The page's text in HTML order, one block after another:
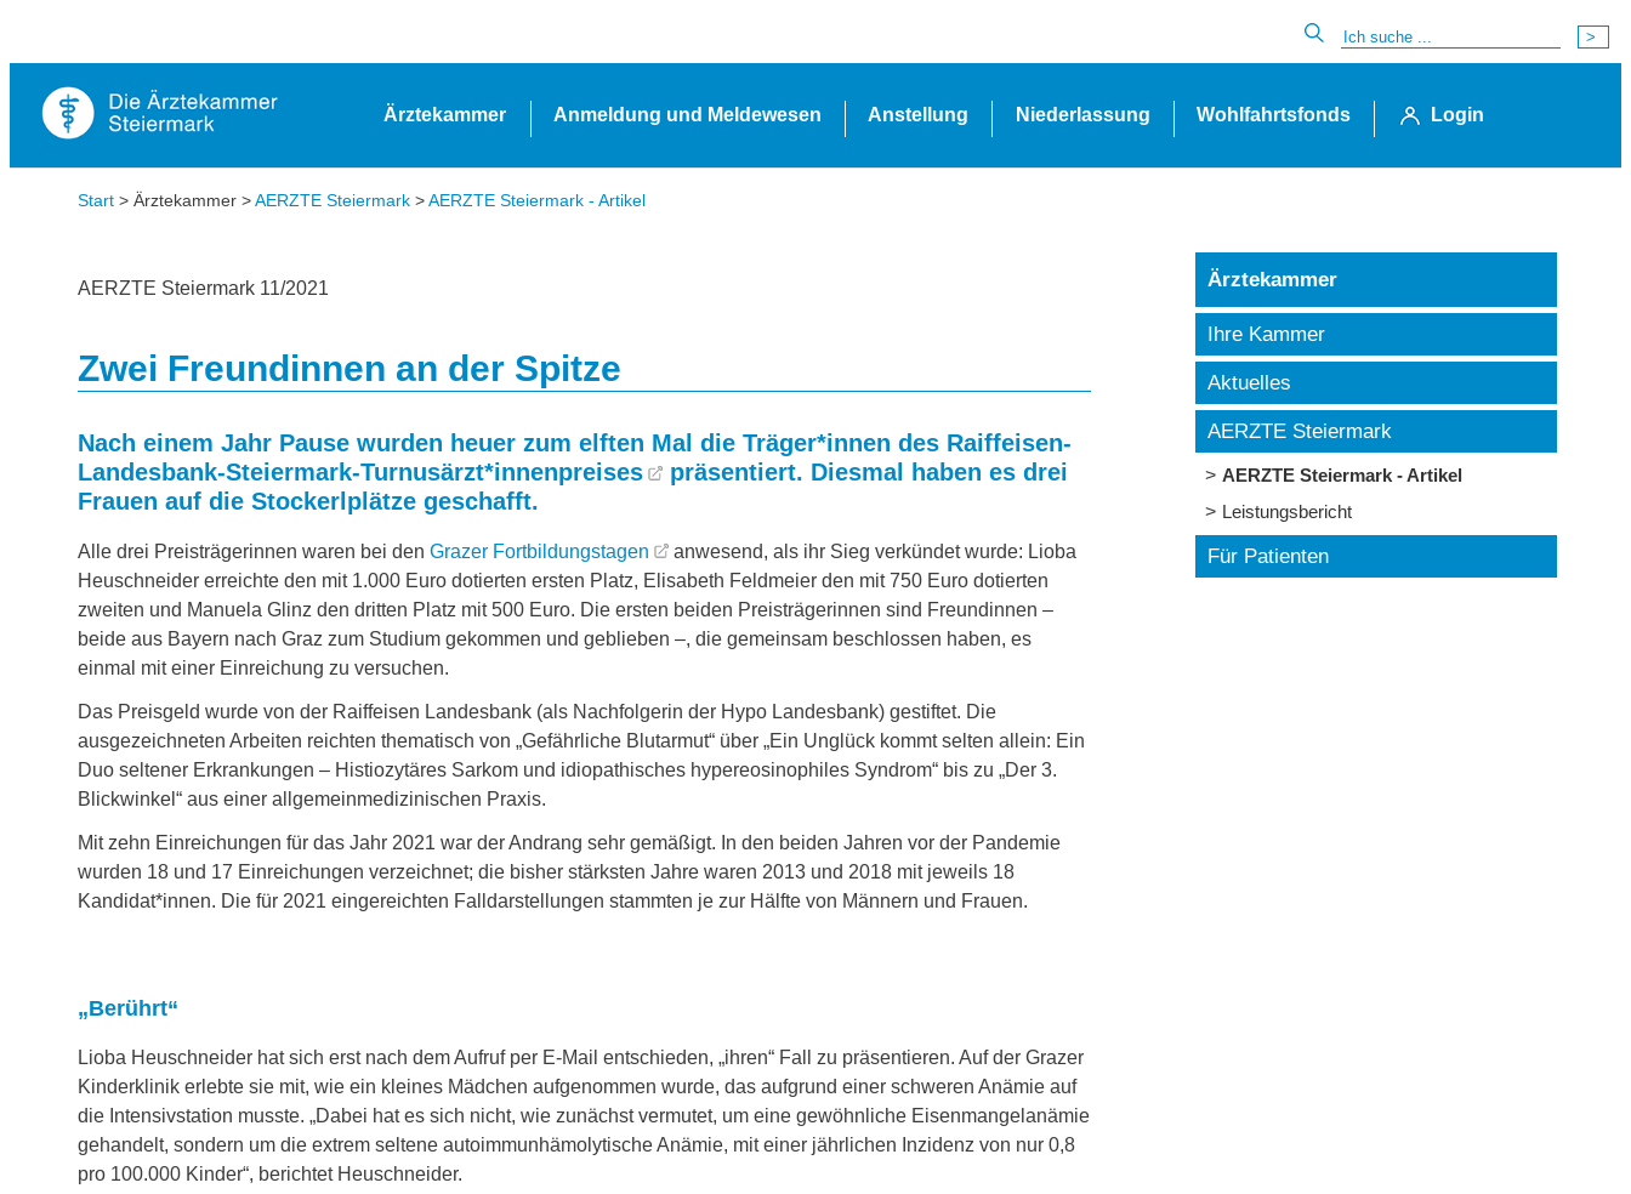
Ärztekammer Anmeldung und Meldewesen Anstellung Niederlassung Wohlfahrtsfonds Login
Start > Ärztekammer >AERZTE Steiermark >AERZTE Steiermark - Artikel
AERZTE Steiermark 11/2021
Zwei Freundinnen an der Spitze
Nach einem Jahr Pause wurden heuer zum elften Mal die Träger*innen des Raiffeisen-
Landesbank-Steiermark-Turnusärzt*innenpreises
präsentiert. Diesmal haben es drei
Frauen auf die Stockerlplätze geschafft.
Alle drei Preisträgerinnen waren bei den Grazer Fortbildungstagen
anwesend, als ihr Sieg verkündet wurde: Lioba
Heuschneider erreichte den mit 1.000 Euro dotierten ersten Platz, Elisabeth Feldmeier den mit 750 Euro dotierten
zweiten und Manuela Glinz den dritten Platz mit 500 Euro. Die ersten beiden Preisträgerinnen sind Freundinnen –
beide aus Bayern nach Graz zum Studium gekommen und geblieben –, die gemeinsam beschlossen haben, es
einmal mit einer Einreichung zu versuchen.
Das Preisgeld wurde von der Raiffeisen Landesbank (als Nachfolgerin der Hypo Landesbank) gestiftet. Die
ausgezeichneten Arbeiten reichten thematisch von „Gefährliche Blutarmut“ über „Ein Unglück kommt selten allein: Ein
Duo seltener Erkrankungen – Histiozytäres Sarkom und idiopathisches hypereosinophiles Syndrom“ bis zu „Der 3.
Blickwinkel“ aus einer allgemeinmedizinischen Praxis.
Mit zehn Einreichungen für das Jahr 2021 war der Andrang sehr gemäßigt. In den beiden Jahren vor der Pandemie
wurden 18 und 17 Einreichungen verzeichnet; die bisher stärksten Jahre waren 2013 und 2018 mit jeweils 18
Kandidat*innen. Die für 2021 eingereichten Falldarstellungen stammten je zur Hälfte von Männern und Frauen.
„Berührt“
Lioba Heuschneider hat sich erst nach dem Aufruf per E-Mail entschieden, „ihren“ Fall zu präsentieren. Auf der Grazer
Kinderklinik erlebte sie mit, wie ein kleines Mädchen aufgenommen wurde, das aufgrund einer schweren Anämie auf
die Intensivstation musste. „Dabei hat es sich nicht, wie zunächst vermutet, um eine gewöhnliche Eisenmangelanämie
gehandelt, sondern um die extrem seltene autoimmunhämolytische Anämie, mit einer jährlichen Inzidenz von nur 0,8
pro 100.000 Kinder“, berichtet Heuschneider.
Ärztekammer
Ihre Kammer
Aktuelles
AERZTE Steiermark
AERZTE Steiermark - Artikel
Leistungsbericht
Für Patienten